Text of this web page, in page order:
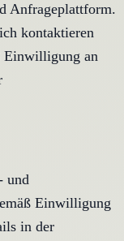
Anfrageplattform.
kontaktieren
Einwilligung an
und
Einwilligung
in der